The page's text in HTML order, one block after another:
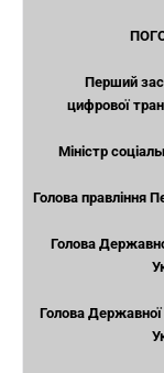
Перший
цифрової
Міністр
Голова правління
Голова
Голова